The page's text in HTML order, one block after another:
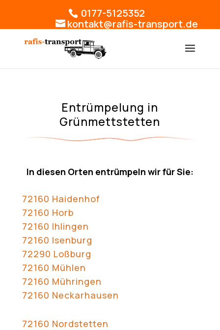
0177-5125352
kontakt@rafis-transport.de
Entrümpelung in
Grünmettstetten
In diesen Orten entrümpeln wir für Sie:
72160 Haidenhof
72160 Horb
72160 Ihlingen
72160 Isenburg
72290 Loßburg
72160 Mühlen
72160 Mühringen
72160 Neckarhausen
72160 Nordstetten